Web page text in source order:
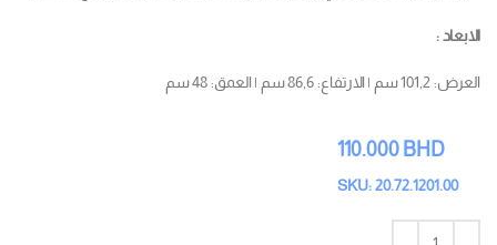
الابعاد :
العرض: 101,2 سم | الارتفاع: 86,6 سم | العمق: 48 سم
110.000 BHD
SKU: 20.72.1201.00